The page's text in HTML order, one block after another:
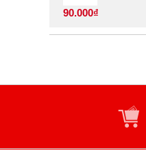
90.000₫